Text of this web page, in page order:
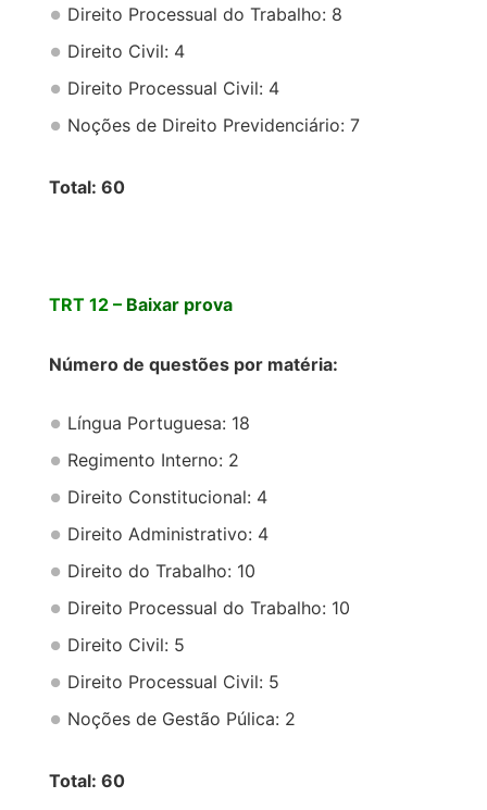
Direito Processual do Trabalho: 8
Direito Civil: 4
Direito Processual Civil: 4
Noções de Direito Previdenciário: 7
Total: 60
TRT 12 – Baixar prova
Número de questões por matéria:
Língua Portuguesa: 18
Regimento Interno: 2
Direito Constitucional: 4
Direito Administrativo: 4
Direito do Trabalho: 10
Direito Processual do Trabalho: 10
Direito Civil: 5
Direito Processual Civil: 5
Noções de Gestão Púlica: 2
Total: 60